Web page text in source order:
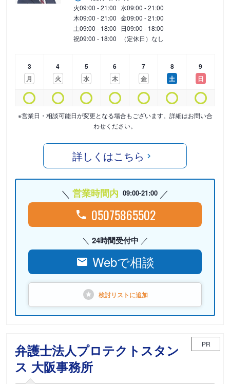
火09:00 - 21:00 水09:00 - 21:00
木09:00 - 21:00 金09:00 - 21:00
土09:00 - 18:00 日09:00 - 18:00
祝09:00 - 18:00 （定休日）なし
3
月
4
火
5
水
6
木
7
金
8
土
9
日
※営業日・相談可能日が変更となる場合もございます。詳細はお問い合
わせください。
詳しくはこちら
営業時間内 09:00-21:00
05075865502
24時間受付中
Webで相談
検討リストに追加
弁護士法人プロテクトスタン
ス 大阪事務所
PR